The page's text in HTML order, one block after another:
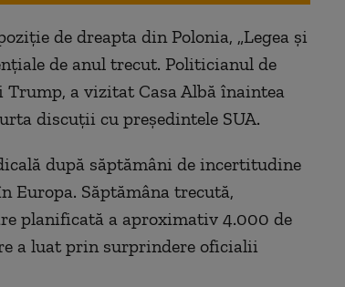
de dreapta din Polonia, „Legea și
de anul trecut. Politicianul de
a vizitat Casa Albă înaintea
discuții cu președintele SUA.
după săptămâni de incertitudine
Europa. Săptămâna trecută,
planificată a aproximativ 4.000 de
a luat prin surprindere oficialii